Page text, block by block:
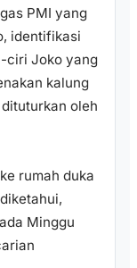
PMI yang
identifikasi
ciri Joko yang
kalung
oleh
rumah duka
Minggu